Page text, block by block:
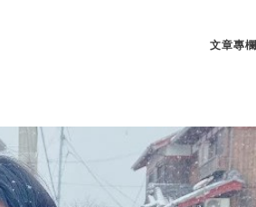
文章專欄